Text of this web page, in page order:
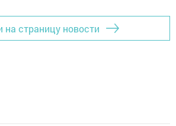
на страницу новости